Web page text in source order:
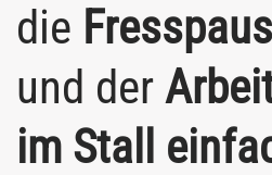
die
und der
im Stall